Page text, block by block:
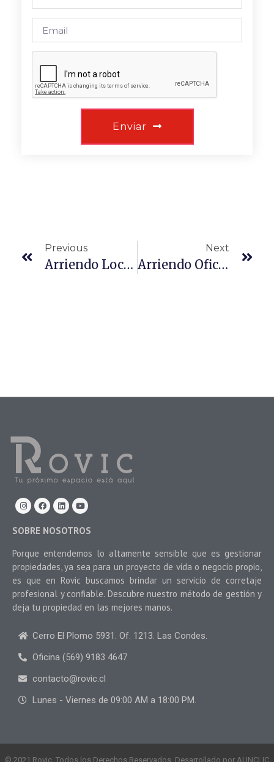
Enviar
Previous
Arriendo Local Metro Einstein
Next
Arriendo Oficina Metro Einstein Recoleta
SOBRE NOSOTROS
Porque entendemos lo altamente sensible que es gestionar
propiedades, ya sea para un proyecto de vida o negocio propio,
es que en Rovic buscamos brindar un servicio de corretaje
profesional y confiable. Descubre nuestro método de gestión y
deja tu propiedad en las mejores manos.
Cerro El Plomo 5931. Of. 1213. Las Condes.
Oficina (569) 9183 4647
contacto@rovic.cl
Lunes - Viernes de 09:00 AM a 18:00 PM.
© 2021 Rovic. Todos los Derechos Reservados. Desarrollado por AUNCLIC